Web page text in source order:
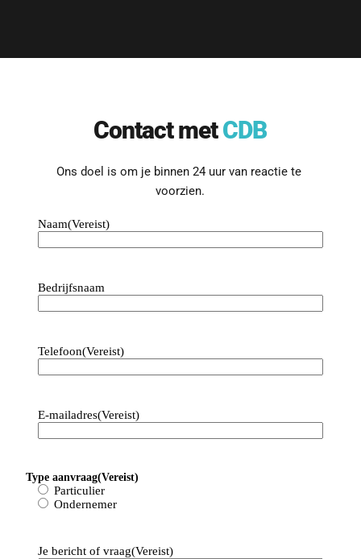
Contact met CDB
Ons doel is om je binnen 24 uur van reactie te
voorzien.
Naam(Vereist)
Bedrijfsnaam
Telefoon(Vereist)
E-mailadres(Vereist)
Type aanvraag(Vereist)
Particulier
Ondernemer
Je bericht of vraag(Vereist)